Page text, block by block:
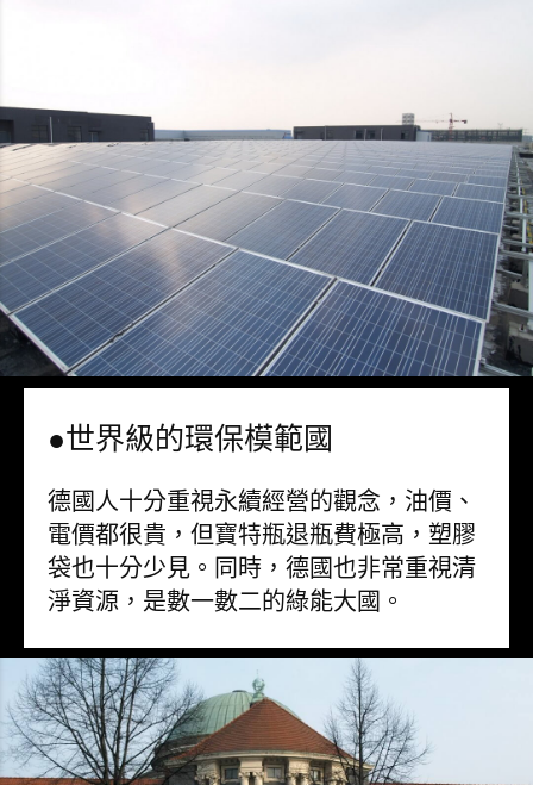
●世界級的環保模範國
德國人十分重視永續經營的觀念，油價、
電價都很貴，但寶特瓶退瓶費極高，塑膠
袋也十分少見。同時，德國也非常重視清
淨資源，是數一數二的綠能大國。